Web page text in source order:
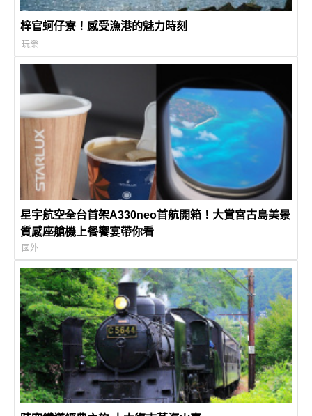
梓官蚵仔寮！感受漁港的魅力時刻
玩樂
星宇航空全台首架A330neo首航開箱！大賞宮古島美景
質感座艙機上餐饗宴帶你看
國外